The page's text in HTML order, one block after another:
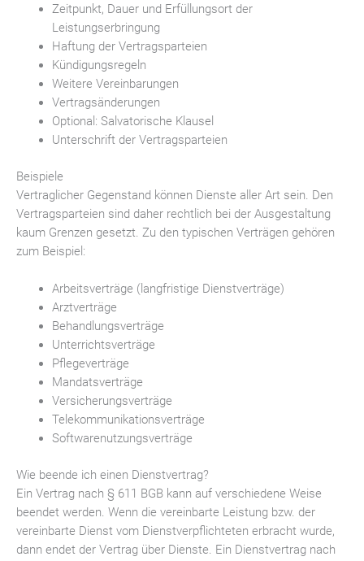
Zeitpunkt, Dauer und Erfüllungsort der
Leistungserbringung
Haftung der Vertragsparteien
Kündigungsregeln
Weitere Vereinbarungen
Vertragsänderungen
Optional: Salvatorische Klausel
Unterschrift der Vertragsparteien
Beispiele
Vertraglicher Gegenstand können Dienste aller Art sein. Den
Vertragsparteien sind daher rechtlich bei der Ausgestaltung
kaum Grenzen gesetzt. Zu den typischen Verträgen gehören
zum Beispiel:
Arbeitsverträge (langfristige Dienstverträge)
Arztverträge
Behandlungsverträge
Unterrichtsverträge
Pflegeverträge
Mandatsverträge
Versicherungsverträge
Telekommunikationsverträge
Softwarenutzungsverträge
Wie beende ich einen Dienstvertrag?
Ein Vertrag nach § 611 BGB kann auf verschiedene Weise
beendet werden. Wenn die vereinbarte Leistung bzw. der
vereinbarte Dienst vom Dienstverpflichteten erbracht wurde,
dann endet der Vertrag über Dienste. Ein Dienstvertrag nach